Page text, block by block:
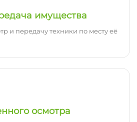
имущества
и передачу техники по месту её
осмотра